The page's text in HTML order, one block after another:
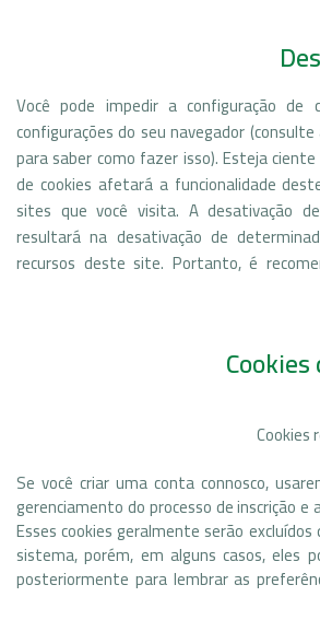
Você pode impedir a configuração de
configurações do seu navegador
para saber como fazer isso). Esteja
de cookies afetará a funcionalidade
sites que você visita. A desativação
resultará na desativação de
recursos deste site. Portanto, é
Cookies
Se você criar uma conta connosco,
gerenciamento do processo de inscrição e
Esses cookies geralmente serão excluídos
sistema, porém, em alguns casos, eles
posteriormente para lembrar as